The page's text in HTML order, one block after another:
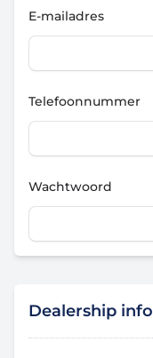
E-mailadres
Telefoonnummer
Wachtwoord
Dealership info